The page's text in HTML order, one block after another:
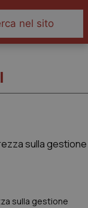
sulla gestione